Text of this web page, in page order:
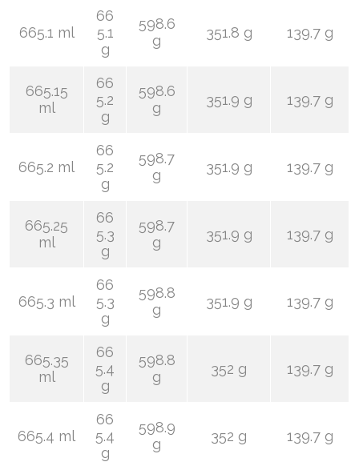
665.1 ml
66
5.1
g
598.6
g
351.8 g 139.7 g
665.15
ml
66
5.2
g
598.6
g
351.9 g 139.7 g
665.2 ml
66
5.2
g
598.7
g
351.9 g 139.7 g
665.25
ml
66
5.3
g
598.7
g
351.9 g 139.7 g
665.3 ml
66
5.3
g
598.8
g
351.9 g 139.7 g
665.35
ml
66
5.4
g
598.8
g
352 g 139.7 g
665.4 ml
66
5.4
g
598.9
g
352 g 139.7 g